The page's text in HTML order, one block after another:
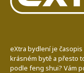
eXtra bydlení je
krásném bytě a přesto
podle feng shui? Vám